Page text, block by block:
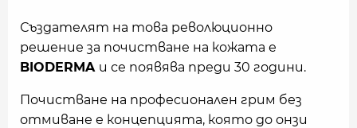
Създателят на това революционно
решение за почистване на кожата е
BIODERMA и се появява преди 30 години.
Почистване на професионален грим без
отмиване е концепцията, която до онзи